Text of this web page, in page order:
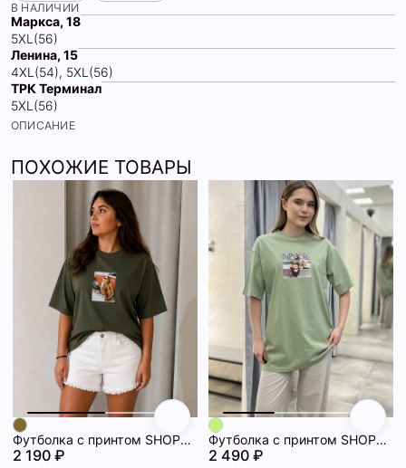
В НАЛИЧИИ
Маркса, 18
5XL(56)
Ленина, 15
4XL(54), 5XL(56)
ТРК Терминал
5XL(56)
ОПИСАНИЕ
ПОХОЖИЕ ТОВАРЫ
Футболка с принтом SHOPDAANNA 72463092\709
2 190 ₽
Футболка с принтом SHOPDAANNA 72462871\805
2 490 ₽